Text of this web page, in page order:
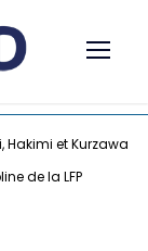
Hakimi et Kurzawa
de la LFP